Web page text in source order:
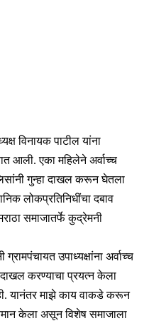
विनायक पाटील यांना
आली. एका महिलेने अर्वाच्च
गुन्हा दाखल करून घेतला
लोकप्रतिनिधींचा दबाव
समाजातर्फे कुद्रेमनी
उपाध्यक्षांना अर्वाच्च
दाखल करण्याचा प्रयत्न केला
यानंतर माझे काय वाकडे करून
केला असून विशेष समाजाला